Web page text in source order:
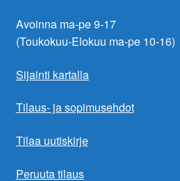
Avoinna ma-pe 9-17
(Toukokuu-Elokuu ma-pe 10-16)
Sijainti kartalla
Tilaus- ja sopimusehdot
Tilaa uutiskirje
Peruuta tilaus